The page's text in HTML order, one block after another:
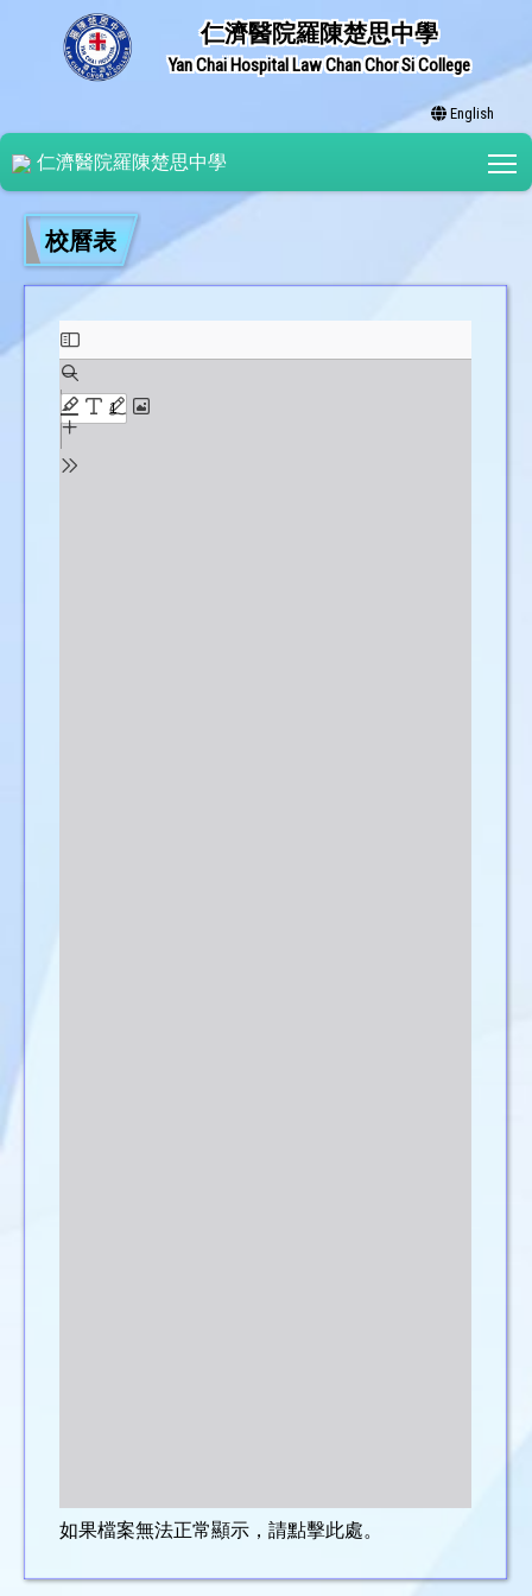
仁濟醫院羅陳楚思中學
Yan Chai Hospital Law Chan Chor Si College
English
仁濟醫院羅陳楚思中學
校曆表
如果檔案無法正常顯示，請點擊此處。